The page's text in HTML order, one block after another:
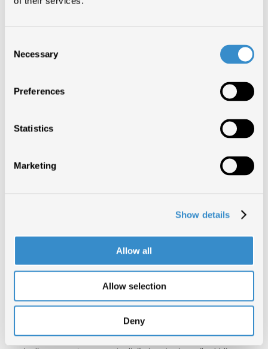
Selection
Necessary
Preferences
Statistics
Marketing
Show details
Allow all
Allow selection
Deny
impresa,
Vice Presidente
Talent & Music di
International Media
Networks.